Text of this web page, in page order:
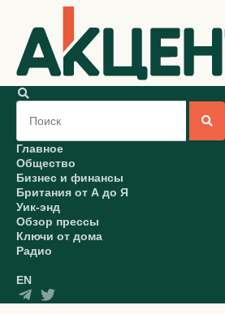
Главное
Общество
Бизнес и финансы
Британия от А до Я
Уик-энд
Обзор прессы
Ключи от дома
Радио
EN